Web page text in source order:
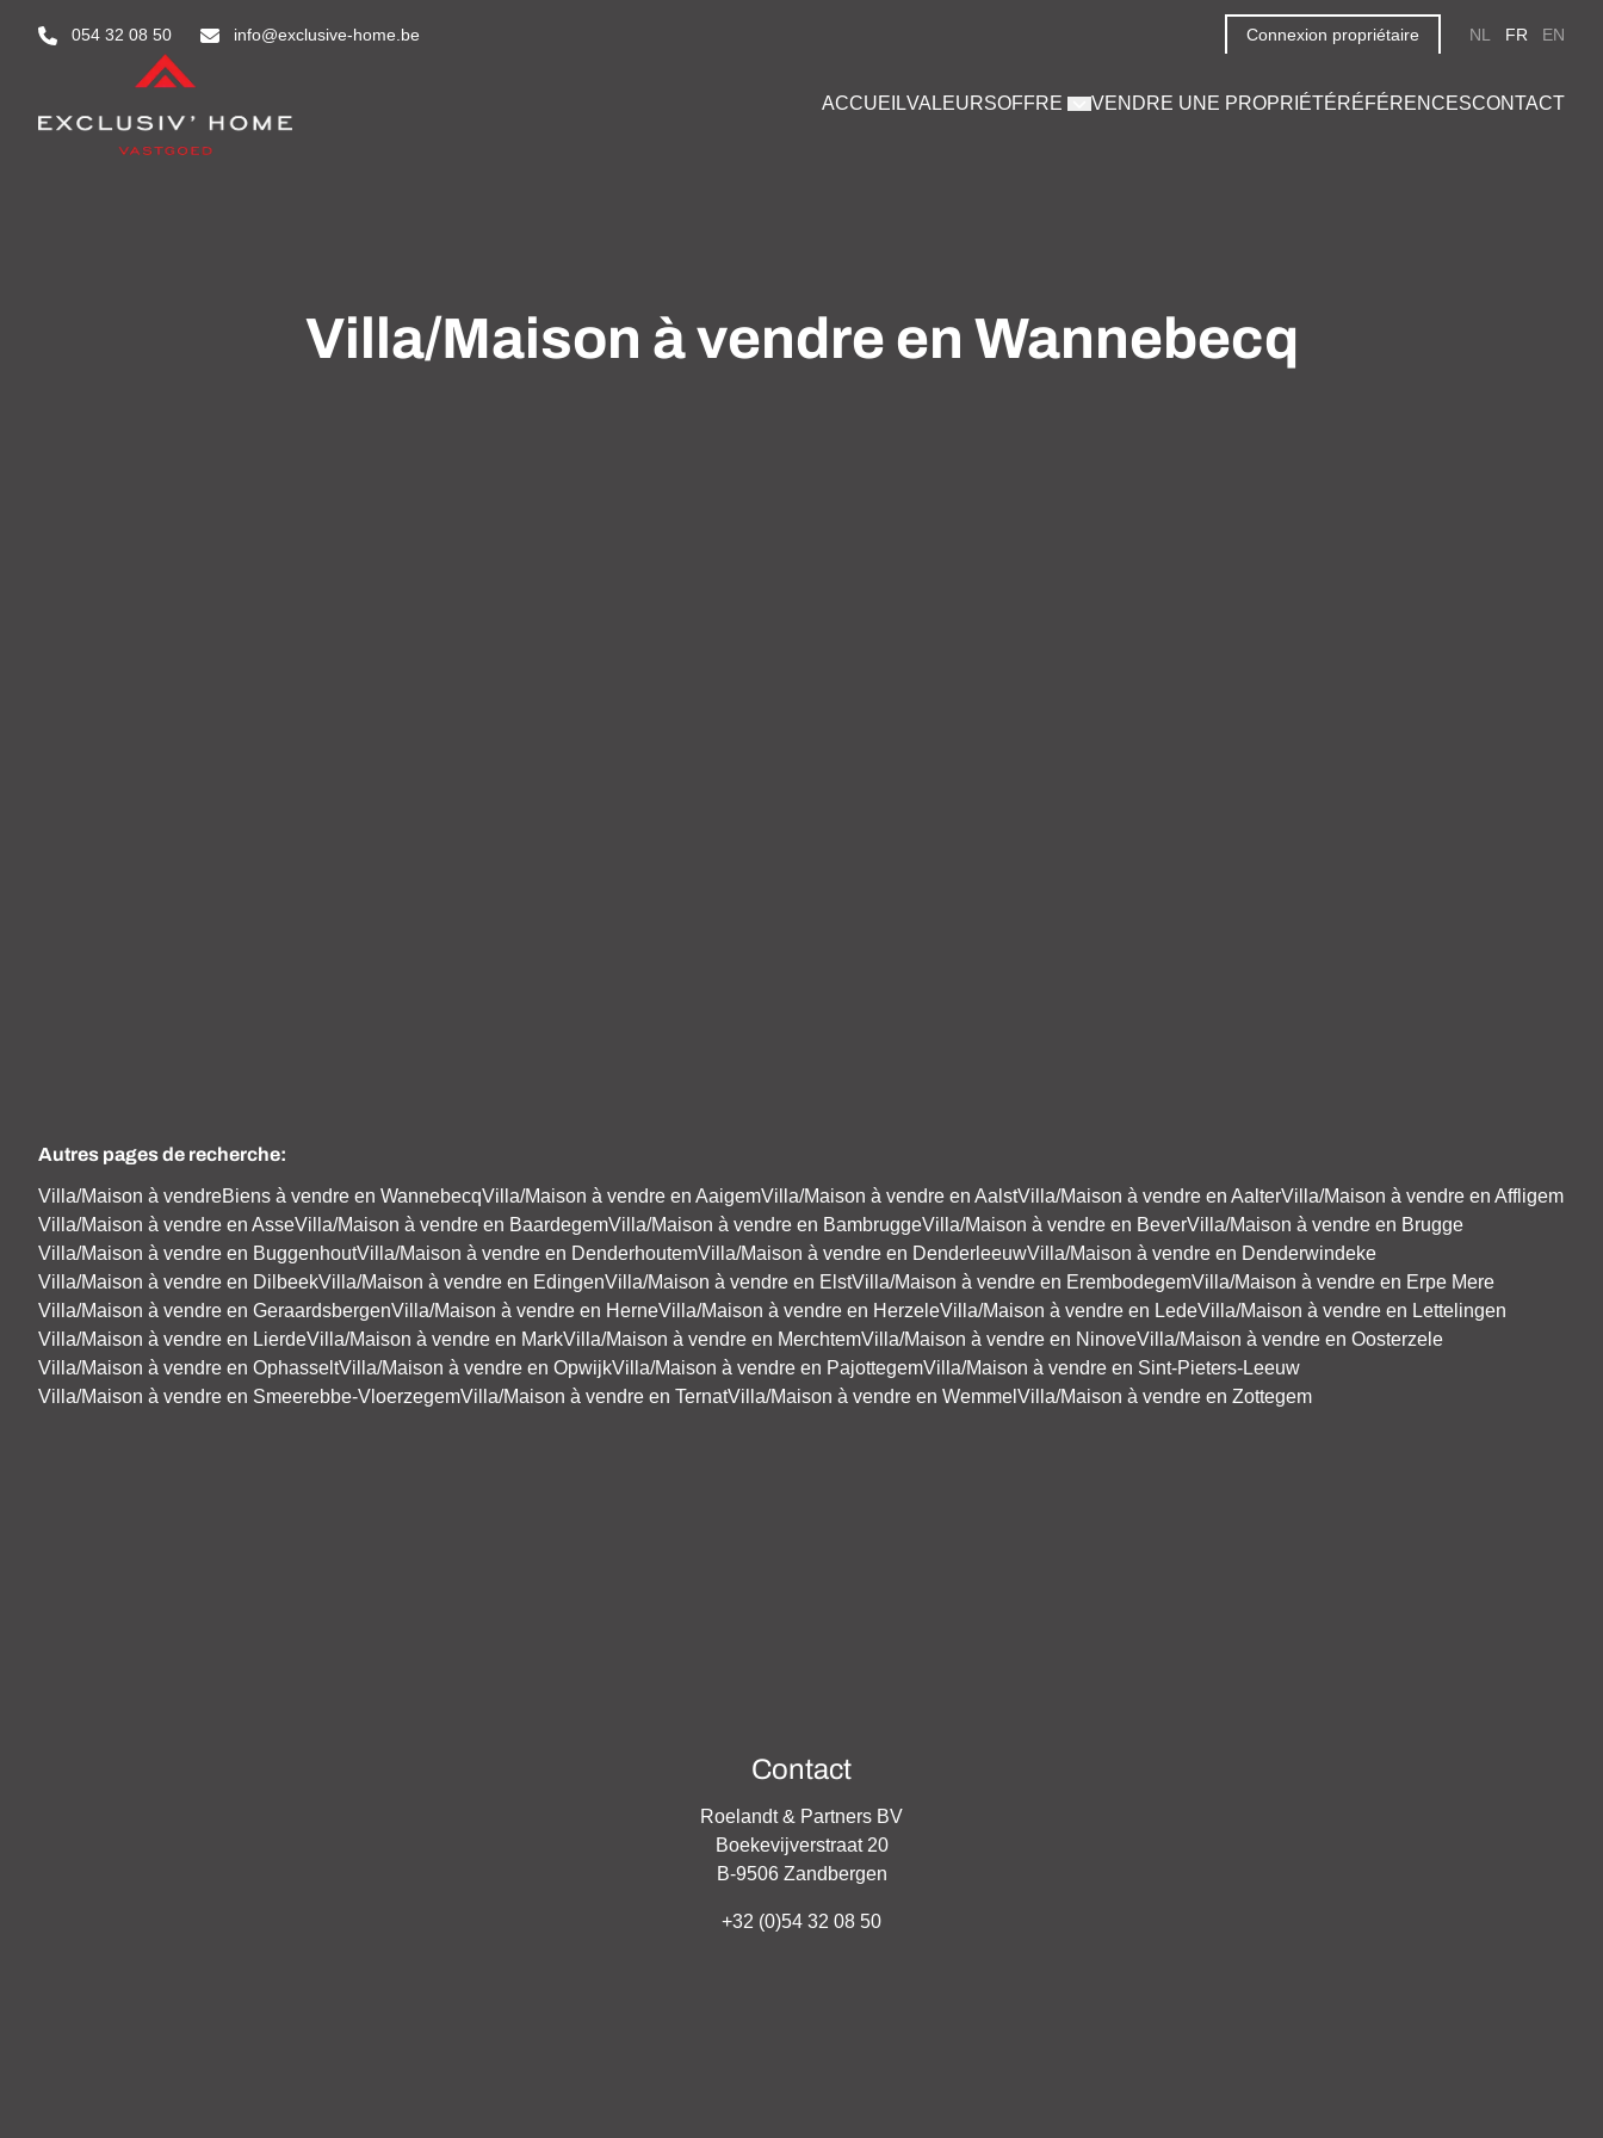
054 32 08 50 info@exclusive-home.be Connexion propriétaire NL FR EN
ACCUEILVALEURSOFFRE VENDRE UNE PROPRIÉTÉRÉFÉRENCESCONTACT
Villa/Maison à vendre en Wannebecq
Autres pages de recherche:
Villa/Maison à vendreBiens à vendre en WannebecqVilla/Maison à vendre en AaigemVilla/Maison à vendre en AalstVilla/Maison à vendre en AalterVilla/Maison à vendre en Affligem
Villa/Maison à vendre en AsseVilla/Maison à vendre en BaardegemVilla/Maison à vendre en BambruggeVilla/Maison à vendre en BeverVilla/Maison à vendre en Brugge
Villa/Maison à vendre en BuggenhoutVilla/Maison à vendre en DenderhoutemVilla/Maison à vendre en DenderleeuwVilla/Maison à vendre en Denderwindeke
Villa/Maison à vendre en DilbeekVilla/Maison à vendre en EdingenVilla/Maison à vendre en ElstVilla/Maison à vendre en ErembodegemVilla/Maison à vendre en Erpe Mere
Villa/Maison à vendre en GeraardsbergenVilla/Maison à vendre en HerneVilla/Maison à vendre en HerzeleVilla/Maison à vendre en LedeVilla/Maison à vendre en Lettelingen
Villa/Maison à vendre en LierdeVilla/Maison à vendre en MarkVilla/Maison à vendre en MerchtemVilla/Maison à vendre en NinoveVilla/Maison à vendre en Oosterzele
Villa/Maison à vendre en OphasseltVilla/Maison à vendre en OpwijkVilla/Maison à vendre en PajottegemVilla/Maison à vendre en Sint-Pieters-Leeuw
Villa/Maison à vendre en Smeerebbe-VloerzegemVilla/Maison à vendre en TernatVilla/Maison à vendre en Wemmel Villa/Maison à vendre en Zottegem
Contact
Roelandt & Partners BV
Boekevijverstraat 20
B-9506 Zandbergen
+32 (0)54 32 08 50